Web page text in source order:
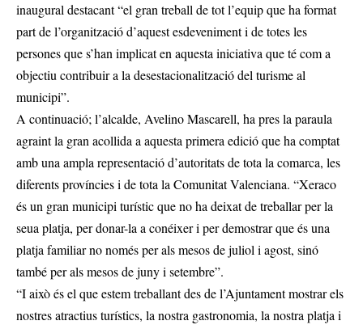
inaugural destacant “el gran treball de tot l’equip que ha format
part de l’organització d’aquest esdeveniment i de totes les
persones que s’han implicat en aquesta iniciativa que té com a
objectiu contribuir a la desestacionalització del turisme al
municipi”.
A continuació; l’alcalde, Avelino Mascarell, ha pres la paraula
agraint la gran acollida a aquesta primera edició que ha comptat
amb una ampla representació d’autoritats de tota la comarca, les
diferents províncies i de tota la Comunitat Valenciana. “Xeraco
és un gran municipi turístic que no ha deixat de treballar per la
seua platja, per donar-la a conéixer i per demostrar que és una
platja familiar no només per als mesos de juliol i agost, sinó
també per als mesos de juny i setembre”.
“I això és el que estem treballant des de l’Ajuntament mostrar els
nostres atractius turístics, la nostra gastronomia, la nostra platja i